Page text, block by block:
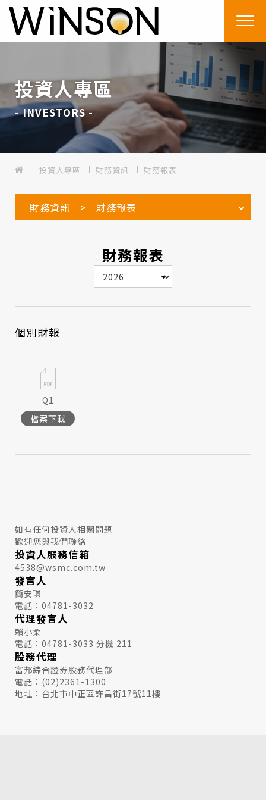
投資人專區
- INVESTORS -
投資人專區 財務資訊 財務報表
財務資訊 > 財務報表
財務報表
個別財報
Q1
檔案下載
如有任何投資人相關問題
歡迎您與我們聯絡
投資人服務信箱
4538@wsmc.com.tw
發言人
簡安琪
電話：04781-3032
代理發言人
賴小柔
電話：04781-3033 分機 211
股務代理
富邦綜合證券股務代理部
電話：(02)2361-1300
地址：台北市中正區許昌街17號11樓
僅必需的Cookies